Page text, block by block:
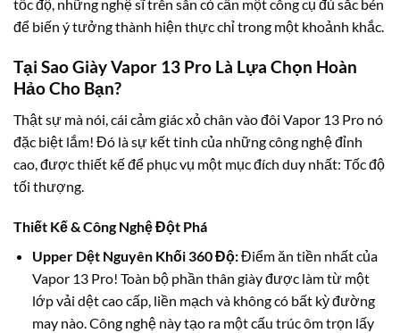
tốc độ, những nghệ sĩ trên sân cỏ cần một công cụ đủ sắc bén
để biến ý tưởng thành hiện thực chỉ trong một khoảnh khắc.
Tại Sao Giày Vapor 13 Pro Là Lựa Chọn Hoàn
Hảo Cho Bạn?
Thật sự mà nói, cái cảm giác xỏ chân vào đôi Vapor 13 Pro nó
đặc biệt lắm! Đó là sự kết tinh của những công nghệ đỉnh
cao, được thiết kế để phục vụ một mục đích duy nhất: Tốc độ
tối thượng.
Thiết Kế & Công Nghệ Đột Phá
Upper Dệt Nguyên Khối 360 Độ:Điểm ăn tiền nhất của
Vapor 13 Pro! Toàn bộ phần thân giày được làm từ một
lớp vải dệt cao cấp, liền mạch và không có bất kỳ đường
may nào. Công nghệ này tạo ra một cấu trúc ôm trọn lấy